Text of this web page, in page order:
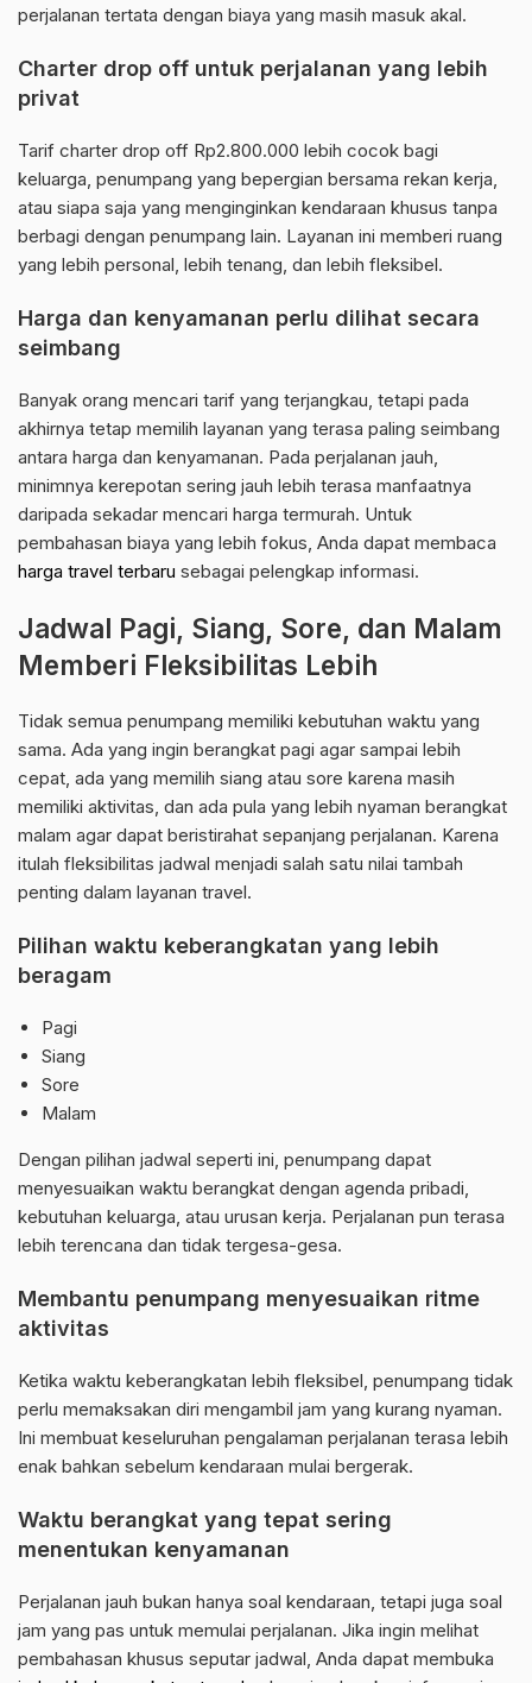
perjalanan tertata dengan biaya yang masih masuk akal.
Charter drop off untuk perjalanan yang lebih
privat
Tarif charter drop off Rp2.800.000 lebih cocok bagi
keluarga, penumpang yang bepergian bersama rekan kerja,
atau siapa saja yang menginginkan kendaraan khusus tanpa
berbagi dengan penumpang lain. Layanan ini memberi ruang
yang lebih personal, lebih tenang, dan lebih fleksibel.
Harga dan kenyamanan perlu dilihat secara
seimbang
Banyak orang mencari tarif yang terjangkau, tetapi pada
akhirnya tetap memilih layanan yang terasa paling seimbang
antara harga dan kenyamanan. Pada perjalanan jauh,
minimnya kerepotan sering jauh lebih terasa manfaatnya
daripada sekadar mencari harga termurah. Untuk
pembahasan biaya yang lebih fokus, Anda dapat membaca
harga travel terbaru sebagai pelengkap informasi.
Jadwal Pagi, Siang, Sore, dan Malam
Memberi Fleksibilitas Lebih
Tidak semua penumpang memiliki kebutuhan waktu yang
sama. Ada yang ingin berangkat pagi agar sampai lebih
cepat, ada yang memilih siang atau sore karena masih
memiliki aktivitas, dan ada pula yang lebih nyaman berangkat
malam agar dapat beristirahat sepanjang perjalanan. Karena
itulah fleksibilitas jadwal menjadi salah satu nilai tambah
penting dalam layanan travel.
Pilihan waktu keberangkatan yang lebih
beragam
Pagi
Siang
Sore
Malam
Dengan pilihan jadwal seperti ini, penumpang dapat
menyesuaikan waktu berangkat dengan agenda pribadi,
kebutuhan keluarga, atau urusan kerja. Perjalanan pun terasa
lebih terencana dan tidak tergesa-gesa.
Membantu penumpang menyesuaikan ritme
aktivitas
Ketika waktu keberangkatan lebih fleksibel, penumpang tidak
perlu memaksakan diri mengambil jam yang kurang nyaman.
Ini membuat keseluruhan pengalaman perjalanan terasa lebih
enak bahkan sebelum kendaraan mulai bergerak.
Waktu berangkat yang tepat sering
menentukan kenyamanan
Perjalanan jauh bukan hanya soal kendaraan, tetapi juga soal
jam yang pas untuk memulai perjalanan. Jika ingin melihat
pembahasan khusus seputar jadwal, Anda dapat membuka